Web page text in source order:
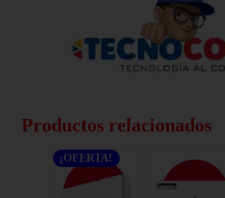
Productos relacionados
¡OFERTA!